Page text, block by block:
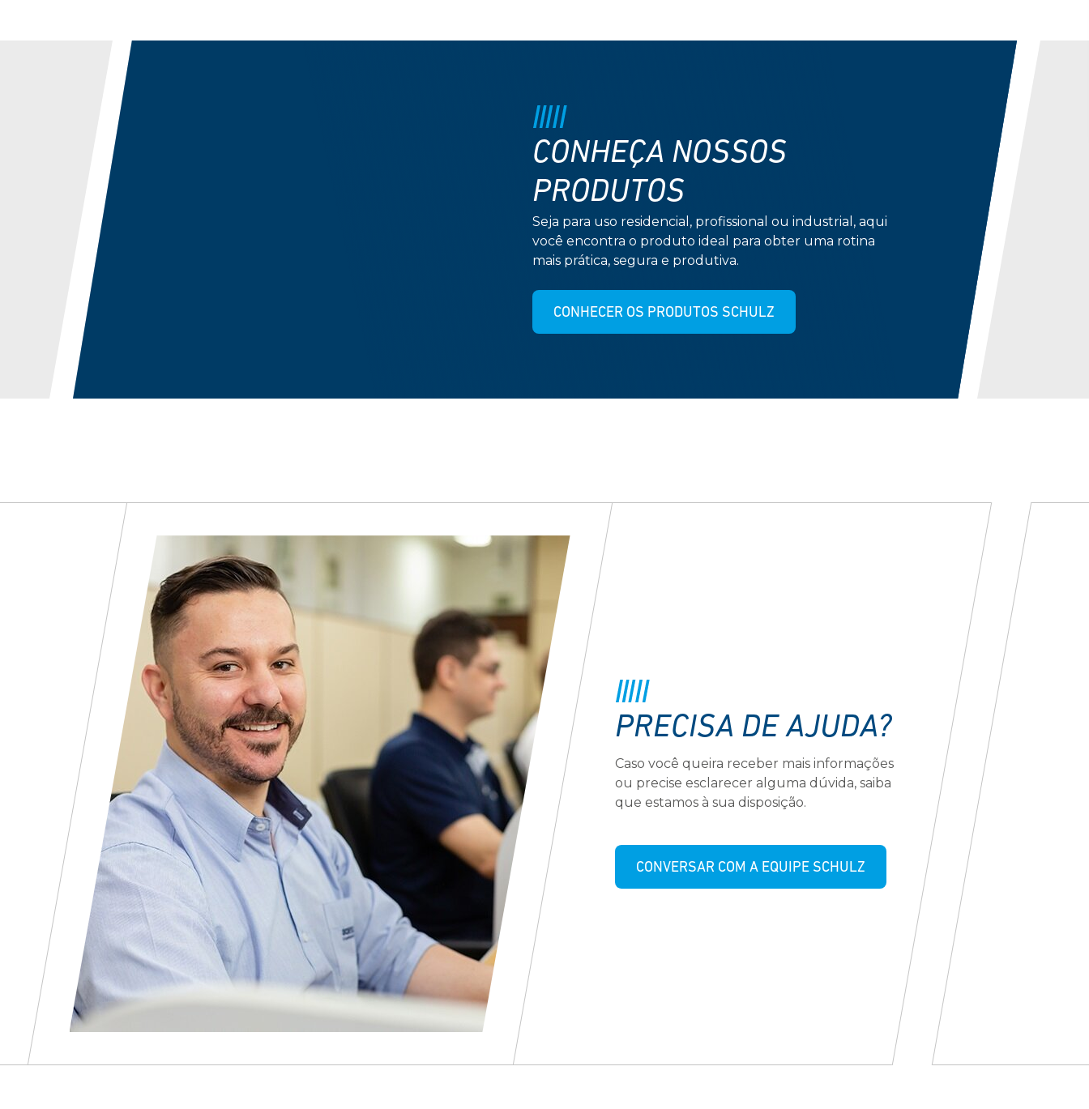
CONHEÇA NOSSOS
PRODUTOS
Seja para uso residencial, profissional ou industrial, aqui
você encontra o produto ideal para obter uma rotina
mais prática, segura e produtiva.
CONHECER OS PRODUTOS SCHULZ
PRECISA DE AJUDA?
Caso você queira receber mais informações
ou precise esclarecer alguma dúvida, saiba
que estamos à sua disposição.
CONVERSAR COM A EQUIPE SCHULZ